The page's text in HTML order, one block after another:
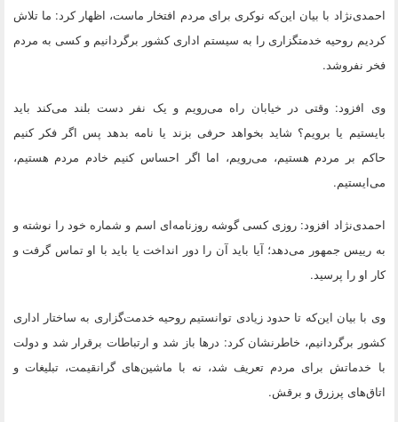
احمدی‌نژاد با بیان این‌که نوکری برای مردم افتخار ماست، اظهار کرد: ما تلاش
کردیم روحیه خدمتگزاری را به سیستم اداری کشور برگردانیم و کسی به مردم
فخر نفروشد.
وی افزود: وقتی در خیابان راه می‌رویم و یک نفر دست بلند می‌کند باید
بایستیم یا برویم؟ شاید بخواهد حرفی بزند یا نامه بدهد پس اگر فکر کنیم
حاکم بر مردم هستیم، می‌رویم، اما اگر احساس کنیم خادم مردم هستیم،
می‌ایستیم.
احمدی‌نژاد افزود: روزی کسی گوشه روزنامه‌ای اسم و شماره خود را نوشته و
به رییس جمهور می‌دهد؛ آیا باید آن را دور انداخت یا باید با او تماس گرفت و
کار او را پرسید.
وی با بیان این‌که تا حدود زیادی توانستیم روحیه خدمت‌گزاری به ساختار اداری
کشور برگردانیم، خاطرنشان کرد: درها باز شد و ارتباطات برقرار شد و دولت
با خدماتش برای مردم تعریف شد، نه با ماشین‌های گرانقیمت، تبلیغات و
اتاق‌های پرزرق و برقش.